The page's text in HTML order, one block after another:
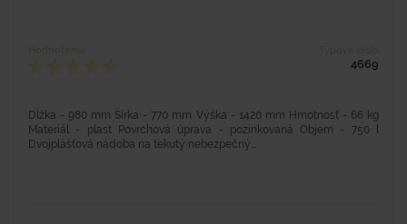
4669
Dĺžka - 980 mm Šírka - 770 mm Výška - 1420 mm Hmotnosť - 66 kg
Materiál - plast Povrchová úprava - pozinkovaná Objem - 750 l
Dvojplášťová nádoba na tekutý nebezpečný...